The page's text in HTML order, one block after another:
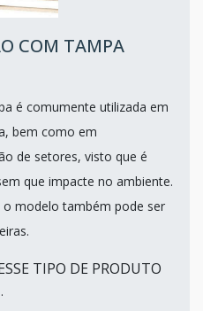
COM TAMPA
é comumente utilizada em
bem como em
de setores, visto que é
que impacte no ambiente.
modelo também pode ser
TIPO DE PRODUTO